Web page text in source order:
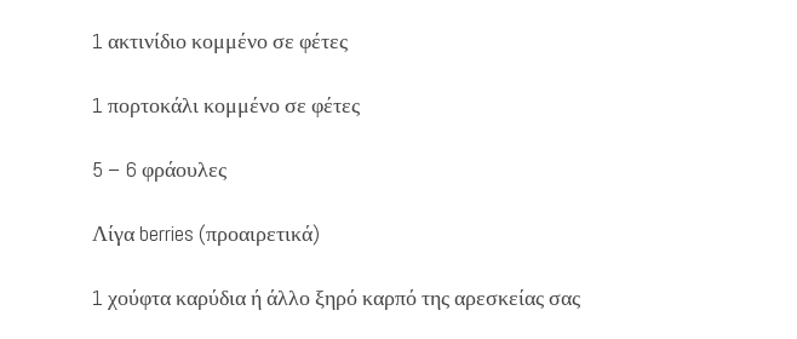
1 ακτινίδιο κομμένο σε φέτες
1 πορτοκάλι κομμένο σε φέτες
5 – 6 φράουλες
Λίγα berries (προαιρετικά)
1 χούφτα καρύδια ή άλλο ξηρό καρπό της αρεσκείας σας